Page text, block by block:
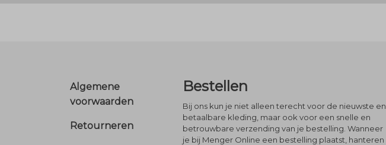
Footer
Algemene
voorwaarden
Retourneren
Bestellen
Bij ons kun je niet alleen terecht voor de nieuwste en
betaalbare kleding, maar ook voor een snelle en
betrouwbare verzending van je bestelling. Wanneer
je bij Menger Online een bestelling plaatst, hanteren